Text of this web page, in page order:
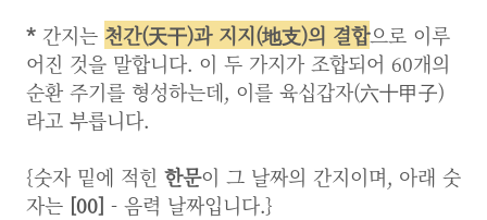
* 간지는 천간(天干)과 지지(地支)의 결합으로 이루
어진 것을 말합니다. 이 두 가지가 조합되어 60개의
순환 주기를 형성하는데, 이를 육십갑자(六十甲子)
라고 부릅니다.
{숫자 밑에 적힌 한문이 그 날짜의 간지이며, 아래 숫
자는 [00] - 음력 날짜입니다.}